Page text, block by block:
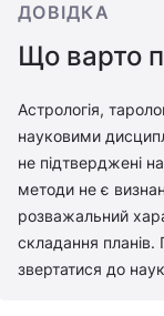
ДОВІДКА
Що варто
Астрологія,
науковими
не підтверджені
методи не є
розважальний
складання планів.
звертатися до